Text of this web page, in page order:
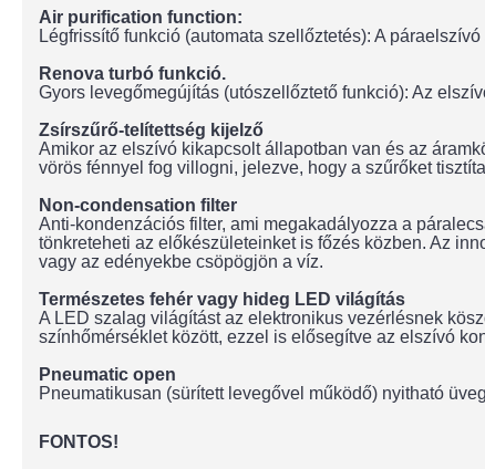
Air purification function:
Légfrissítő funkció (automata szellőztetés): A
Renova turbó funkció.
Gyors levegőmegújítás (utószellőztető funkció): Az
Zsírszűrő-telítettség kijelző
Amikor az elszívó kikapcsolt állapotban van és az
vörös fénnyel fog villogni, jelezve, hogy a szűrőket
Non-condensation filter
Anti-kondenzációs filter, ami megakadályozza a
tönkreteheti az előkészületeinket is főzés közben. Az
vagy az edényekbe csöpögjön a víz.
Természetes fehér vagy hideg LED világítás
A LED szalag világítást az elektronikus vezérlésnek
színhőmérséklet között, ezzel is elősegítve az elszívó
Pneumatic open
Pneumatikusan (sürített levegővel működő) nyitható
FONTOS!